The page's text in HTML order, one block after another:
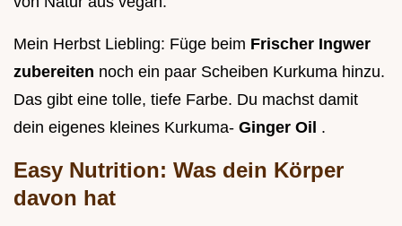
Mein Herbst Liebling: Füge beim Frischer Ingwer
zubereiten noch ein paar Scheiben Kurkuma hinzu.
Das gibt eine tolle, tiefe Farbe. Du machst damit
dein eigenes kleines Kurkuma- Ginger Oil .
Easy Nutrition: Was dein Körper
davon hat